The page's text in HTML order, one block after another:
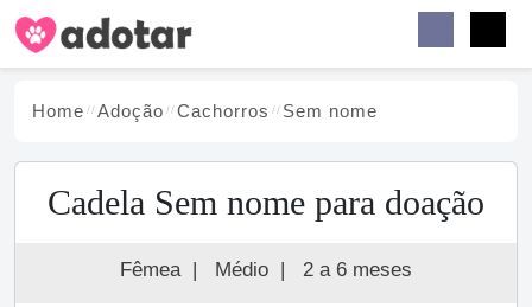
Home Adoção Cachorros Sem nome
Cadela Sem nome para doação
Fêmea | Médio | 2 a 6 meses